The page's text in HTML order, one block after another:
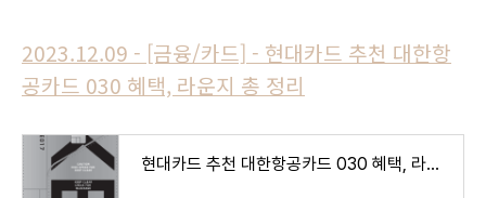
2023.12.09 - [금융/카드] - 현대카드 추천 대한항
공카드 030 혜택, 라운지 총 정리
현대카드 추천 대한항공카드 030 혜택, 라운지 총 정리